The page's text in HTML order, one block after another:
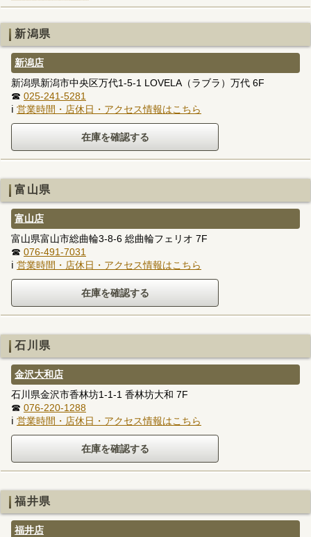
新潟県
新潟店
新潟県新潟市中央区万代1-5-1 LOVELA（ラブラ）万代 6F
☎ 025-241-5281
ℹ 営業時間・店休日・アクセス情報はこちら
富山県
富山店
富山県富山市総曲輪3-8-6 総曲輪フェリオ 7F
☎ 076-491-7031
ℹ 営業時間・店休日・アクセス情報はこちら
石川県
金沢大和店
石川県金沢市香林坊1-1-1 香林坊大和 7F
☎ 076-220-1288
ℹ 営業時間・店休日・アクセス情報はこちら
福井県
福井店